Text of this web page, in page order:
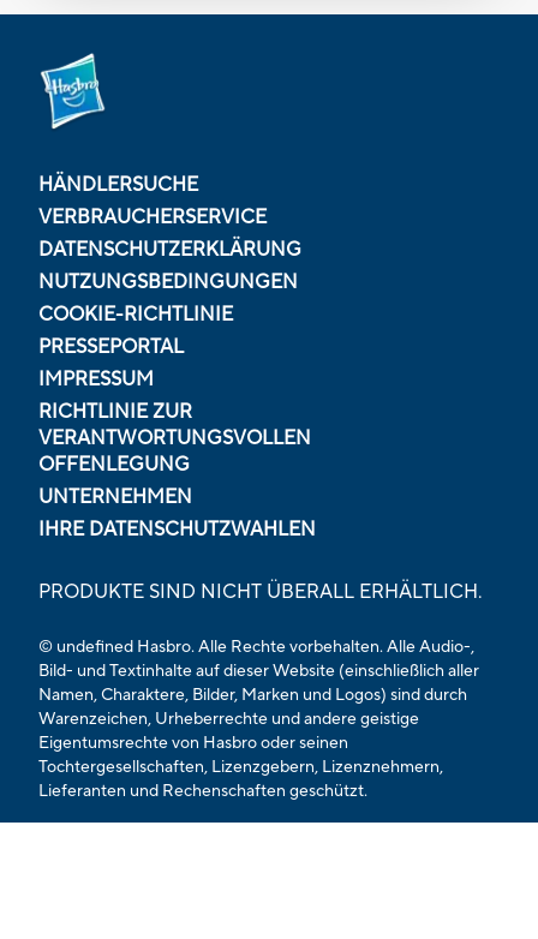
HÄNDLERSUCHE
VERBRAUCHERSERVICE
DATENSCHUTZERKLÄRUNG
NUTZUNGSBEDINGUNGEN
COOKIE-RICHTLINIE
PRESSEPORTAL
IMPRESSUM
RICHTLINIE ZUR
VERANTWORTUNGSVOLLEN
OFFENLEGUNG
UNTERNEHMEN
IHRE DATENSCHUTZWAHLEN
PRODUKTE SIND NICHT ÜBERALL ERHÄLTLICH.
© undefined Hasbro. Alle Rechte vorbehalten. Alle Audio-,
Bild- und Textinhalte auf dieser Website (einschließlich aller
Namen, Charaktere, Bilder, Marken und Logos) sind durch
Warenzeichen, Urheberrechte und andere geistige
Eigentumsrechte von Hasbro oder seinen
Tochtergesellschaften, Lizenzgebern, Lizenznehmern,
Lieferanten und Rechenschaften geschützt.